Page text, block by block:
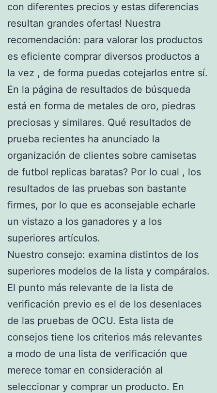
con diferentes precios y estas diferencias
resultan grandes ofertas! Nuestra
recomendación: para valorar los productos
es eficiente comprar diversos productos a
la vez , de forma puedas cotejarlos entre sí.
En la página de resultados de búsqueda
está en forma de metales de oro, piedras
preciosas y similares. Qué resultados de
prueba recientes ha anunciado la
organización de clientes sobre camisetas
de futbol replicas baratas? Por lo cual , los
resultados de las pruebas son bastante
firmes, por lo que es aconsejable echarle
un vistazo a los ganadores y a los
superiores artículos.
Nuestro consejo: examina distintos de los
superiores modelos de la lista y compáralos.
El punto más relevante de la lista de
verificación previo es el de los desenlaces
de las pruebas de OCU. Esta lista de
consejos tiene los criterios más relevantes
a modo de una lista de verificación que
merece tomar en consideración al
seleccionar y comprar un producto. En